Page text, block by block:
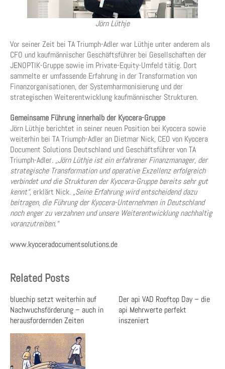
Jörn Lüthje
Vor seiner Zeit bei TA Triumph-Adler war Lüthje unter anderem als
CFO und kaufmännischer Geschäftsführer bei Gesellschaften der
JENOPTIK-Gruppe sowie im Private-Equity-Umfeld tätig. Dort
sammelte er umfassende Erfahrung in der Transformation von
Finanzorganisationen, der Systemharmonisierung und der
strategischen Weiterentwicklung kaufmännischer Strukturen.
Gemeinsame Führung innerhalb der Kyocera-Gruppe
Jörn Lüthje berichtet in seiner neuen Position bei Kyocera sowie
weiterhin bei TA Triumph-Adler an Dietmar Nick, CEO von Kyocera
Document Solutions Deutschland und Geschäftsführer von TA
Triumph-Adler. „Jörn Lüthje ist ein erfahrener Finanzmanager, der
strategische Transformation und operative Exzellenz erfolgreich
verbindet und die Strukturen der Kyocera-Gruppe bereits sehr gut
kennt“, erklärt Nick. „Seine Erfahrung wird entscheidend dazu
beitragen, die Führung der Kyocera-Unternehmen in Deutschland
noch enger zu verzahnen und unsere Weiterentwicklung nachhaltig
voranzutreiben.“
www.kyoceradocumentsolutions.de
Related Posts
bluechip setzt weiterhin auf
Nachwuchsförderung – auch in
herausfordernden Zeiten
Der api VAD Rooftop Day – die
api Mehrwerte perfekt
inszeniert